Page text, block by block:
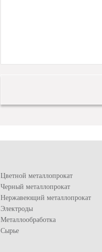
Цветной металлопрокат
Черный металлопрокат
Нержавеющий металлопрокат
Электроды
Металлообработка
Сырье